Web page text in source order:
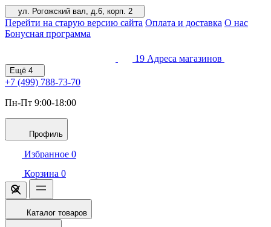
ул. Рогожский вал, д.6, корп. 2
Перейти на старую версию сайта Оплата и доставка О нас
Бонусная программа
19 Адреса магазинов
Ещё 4
+7 (499) 788-73-70
Пн-Пт 9:00-18:00
Профиль
Избранное 0
Корзина 0
Каталог товаров